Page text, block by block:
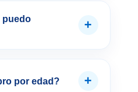
puedo
+
por edad? +